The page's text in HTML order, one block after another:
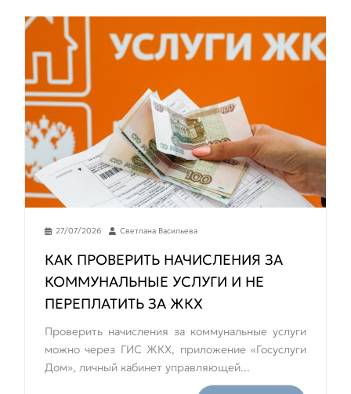
27/07/2026 Светлана Васильева
КАК ПРОВЕРИТЬ НАЧИСЛЕНИЯ ЗА
КОММУНАЛЬНЫЕ УСЛУГИ И НЕ
ПЕРЕПЛАТИТЬ ЗА ЖКХ
Проверить начисления за коммунальные услуги
можно через ГИС ЖКХ, приложение «Госуслуги
Дом», личный кабинет управляющей...